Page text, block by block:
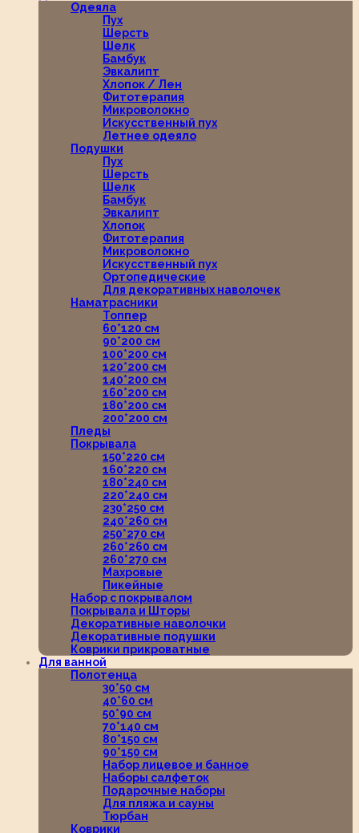
Одеяла
Пух
Шерсть
Шелк
Бамбук
Эвкалипт
Хлопок / Лен
Фитотерапия
Микроволокно
Искусственный пух
Летнее одеяло
Подушки
Пух
Шерсть
Шелк
Бамбук
Эвкалипт
Хлопок
Фитотерапия
Микроволокно
Искусственный пух
Ортопедические
Для декоративных наволочек
Наматрасники
Топпер
60*120 см
90*200 см
100*200 см
120*200 см
140*200 см
160*200 см
180*200 см
200*200 см
Пледы
Покрывала
150*220 см
160*220 см
180*240 см
220*240 см
230*250 см
240*260 см
250*270 см
260*260 см
260*270 см
Махровые
Пикейные
Набор с покрывалом
Покрывала и Шторы
Декоративные наволочки
Декоративные подушки
Коврики прикроватные
Для ванной
Полотенца
30*50 см
40*60 см
50*90 см
70*140 см
80*150 см
90*150 см
Набор лицевое и банное
Наборы салфеток
Подарочные наборы
Для пляжа и сауны
Тюрбан
Коврики